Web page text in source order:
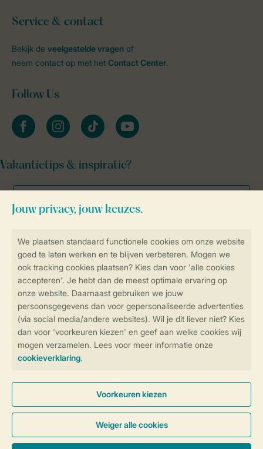
Controle over jouw gegevens &
Instellingen wijzigen
Veilig en snel online boeken
Veilige gegevensoverdracht
Veilige betaling
Service & contact
Bekijk de veelgestelde vragen of
neem contact op met het Contact Center.
Follow Us
facebookinstagramtiktok youtube
Vakantietips & inspiratie?
Algemene Voorwaarden Privacy Notice Cookies en banners